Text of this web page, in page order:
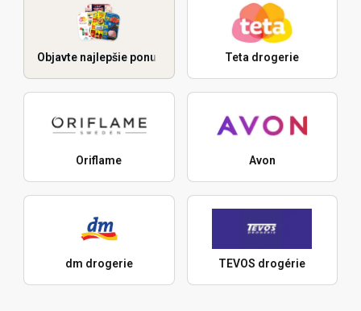
Objavte najlepšie ponuky Teta drogerie
Oriflame Avon
dm drogerie TEVOS drogérie